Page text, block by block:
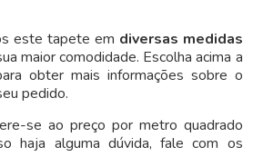
este tapete em diversas medidas
maior comodidade. Escolha acima a
obter mais informações sobre o
pedido.
se ao preço por metro quadrado
haja alguma dúvida, fale com os